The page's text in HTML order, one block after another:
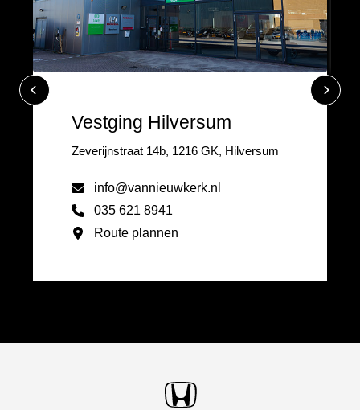
Vestging Hilversum
Zeverijnstraat 14b, 1216 GK, Hilversum
info@vannieuwkerk.nl
035 621 8941
Route plannen